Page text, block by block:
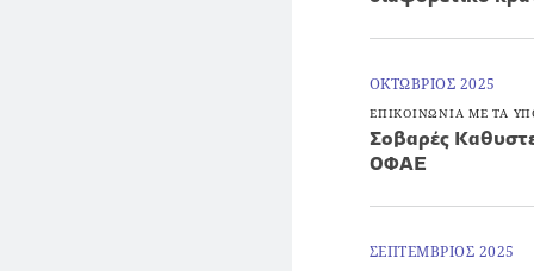
ΟΚΤΩΒΡΙΟΣ 2025
ΕΠΙΚΟΙΝΩΝΙΑ ΜΕ ΤΑ
Σοβαρές
ΟΦΑΕ
ΣΕΠΤΕΜΒΡΙΟΣ 2025